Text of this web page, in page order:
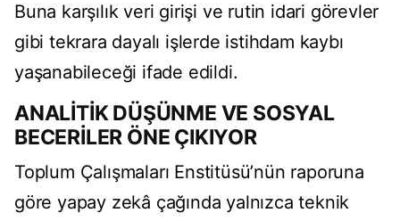
Buna karşılık veri girişi ve rutin idari görevler
gibi tekrara dayalı işlerde istihdam kaybı
yaşanabileceği ifade edildi.
ANALİTİK DÜŞÜNME VE SOSYAL
BECERİLER ÖNE ÇIKIYOR
Toplum Çalışmaları Enstitüsü’nün raporuna
göre yapay zekâ çağında yalnızca teknik